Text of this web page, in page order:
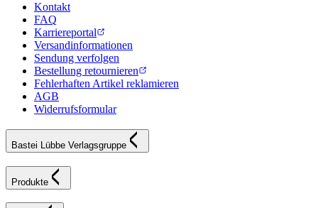
Kontakt
FAQ
Karriereportal
Versandinformationen
Sendung verfolgen
Bestellung retournieren
Fehlerhaften Artikel reklamieren
AGB
Widerrufsformular
Bastei Lübbe Verlagsgruppe
Produkte